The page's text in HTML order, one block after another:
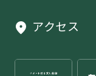
アクセス